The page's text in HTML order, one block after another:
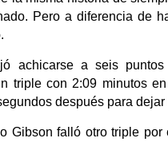
Pero a diferencia de
achicarse a seis
triple con 2:09 minutos
después para
Gibson falló otro triple